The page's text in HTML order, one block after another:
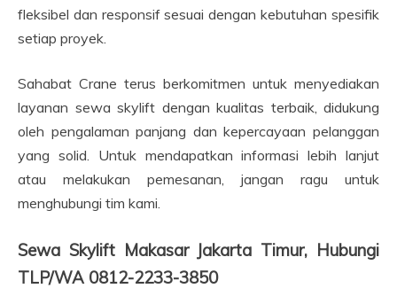
fleksibel dan responsif sesuai dengan kebutuhan spesifik
setiap proyek.
Sahabat Crane terus berkomitmen untuk menyediakan
layanan sewa skylift dengan kualitas terbaik, didukung
oleh pengalaman panjang dan kepercayaan pelanggan
yang solid. Untuk mendapatkan informasi lebih lanjut
atau melakukan pemesanan, jangan ragu untuk
menghubungi tim kami.
Sewa Skylift Makasar Jakarta Timur, Hubungi
TLP/WA 0812-2233-3850